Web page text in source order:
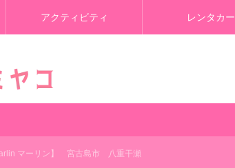
アクティビティ レンタカー
マーリン】 宮古島市 八重干瀬